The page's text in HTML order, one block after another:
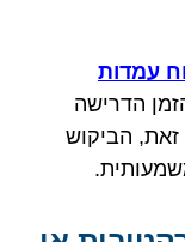
עמדות
הדרישה
הביקוש